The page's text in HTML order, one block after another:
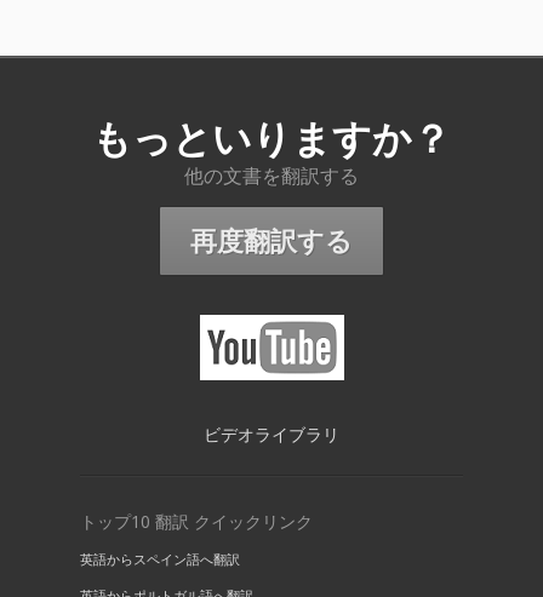
もっといりますか？
他の文書を翻訳する
再度翻訳する
ビデオライブラリ
トップ10 翻訳 クイックリンク
英語からスペイン語へ翻訳